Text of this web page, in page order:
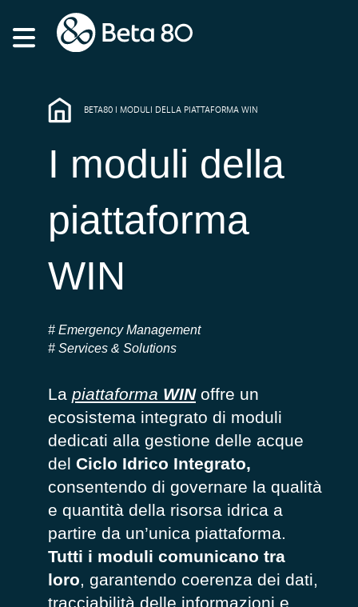
BETA80 I MODULI DELLA PIATTAFORMA WIN
I moduli della
piattaforma
WIN
Emergency Management
Services & Solutions
La piattaforma WINoffre un
ecosistema integrato di moduli
dedicati alla gestione delle acque
del Ciclo Idrico Integrato,
consentendo di governare la qualità
e quantità della risorsa idrica a
partire da un’unica piattaforma.
Tutti i moduli comunicano tra
loro, garantendo coerenza dei dati,
tracciabilità delle informazioni e